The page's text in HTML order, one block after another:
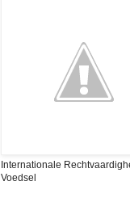
Internationale
Voedsel